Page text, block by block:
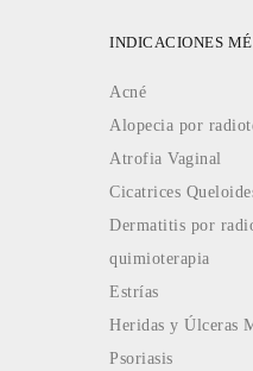
INDICACIONES
Acné
Alopecia por
Atrofia Vaginal
Cicatrices
Dermatitis por
quimioterapia
Estrías
Heridas y Úlceras
Psoriasis